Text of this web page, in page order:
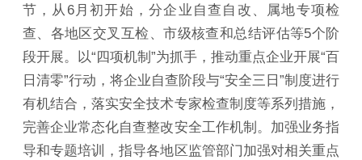
节，从6月初开始，分企业自查自改、属地专项检
查、各地区交叉互检、市级核查和总结评估等5个阶
段开展。以“四项机制”为抓手，推动重点企业开展“百
日清零”行动，将企业自查阶段与“安全三日”制度进行
有机结合，落实安全技术专家检查制度等系列措施，
完善企业常态化自查整改安全工作机制。加强业务指
导和专题培训，指导各地区监管部门加强对相关重点